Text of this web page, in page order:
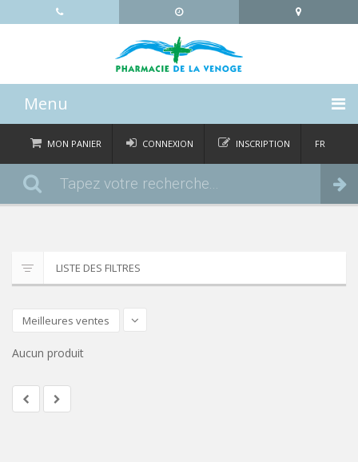
Menu
ACCUEIL
CATÉGORIES
CONTACT
MON PANIER
Commander
CONNEXION INSCRIPTION FR
LISTE DES FILTRES
Meilleures ventes
Aucun produit